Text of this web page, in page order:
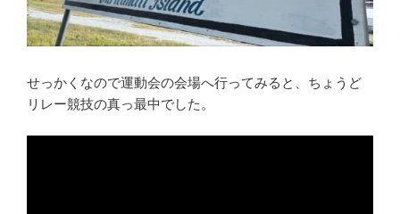
せっかくなので運動会の会場へ行ってみると、ちょうど
リレー競技の真っ最中でした。